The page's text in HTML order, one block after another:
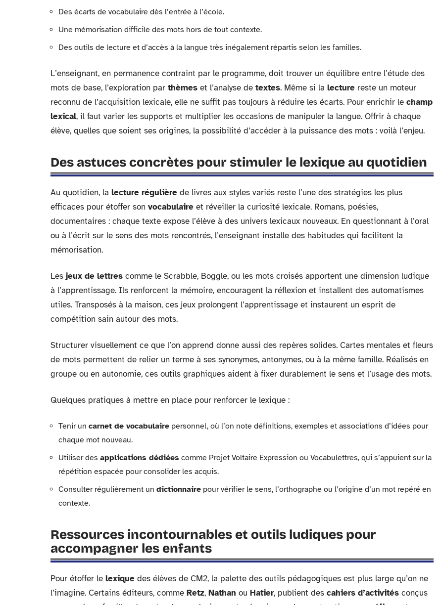
Des écarts de vocabulaire dès l’entrée à l’école.
Une mémorisation difficile des mots hors de tout contexte.
Des outils de lecture et d’accès à la langue très inégalement répartis selon les familles.
L’enseignant, en permanence contraint par le programme, doit trouver un équilibre entre l’étude des
mots de base, l’exploration par thèmes et l’analyse de textes. Même si la lecture reste un moteur
reconnu de l’acquisition lexicale, elle ne suffit pas toujours à réduire les écarts. Pour enrichir le champ
lexical, il faut varier les supports et multiplier les occasions de manipuler la langue. Offrir à chaque
élève, quelles que soient ses origines, la possibilité d’accéder à la puissance des mots : voilà l’enjeu.
Des astuces concrètes pour stimuler le lexique au quotidien
Au quotidien, la lecture régulière de livres aux styles variés reste l’une des stratégies les plus
efficaces pour étoffer son vocabulaire et réveiller la curiosité lexicale. Romans, poésies,
documentaires : chaque texte expose l’élève à des univers lexicaux nouveaux. En questionnant à l’oral
ou à l’écrit sur le sens des mots rencontrés, l’enseignant installe des habitudes qui facilitent la
mémorisation.
Les jeux de lettres comme le Scrabble, Boggle, ou les mots croisés apportent une dimension ludique
à l’apprentissage. Ils renforcent la mémoire, encouragent la réflexion et installent des automatismes
utiles. Transposés à la maison, ces jeux prolongent l’apprentissage et instaurent un esprit de
compétition sain autour des mots.
Structurer visuellement ce que l’on apprend donne aussi des repères solides. Cartes mentales et fleurs
de mots permettent de relier un terme à ses synonymes, antonymes, ou à la même famille. Réalisés en
groupe ou en autonomie, ces outils graphiques aident à fixer durablement le sens et l’usage des mots.
Quelques pratiques à mettre en place pour renforcer le lexique :
Tenir un carnet de vocabulaire personnel, où l’on note définitions, exemples et associations d’idées pour
chaque mot nouveau.
Utiliser des applications dédiées comme Projet Voltaire Expression ou Vocabulettres, qui s’appuient sur la
répétition espacée pour consolider les acquis.
Consulter régulièrement un dictionnaire pour vérifier le sens, l’orthographe ou l’origine d’un mot repéré en
contexte.
Ressources incontournables et outils ludiques pour
accompagner les enfants
Pour étoffer le lexique des élèves de CM2, la palette des outils pédagogiques est plus large qu’on ne
l’imagine. Certains éditeurs, comme Retz, Nathan ou Hatier, publient des cahiers d’activités conçus